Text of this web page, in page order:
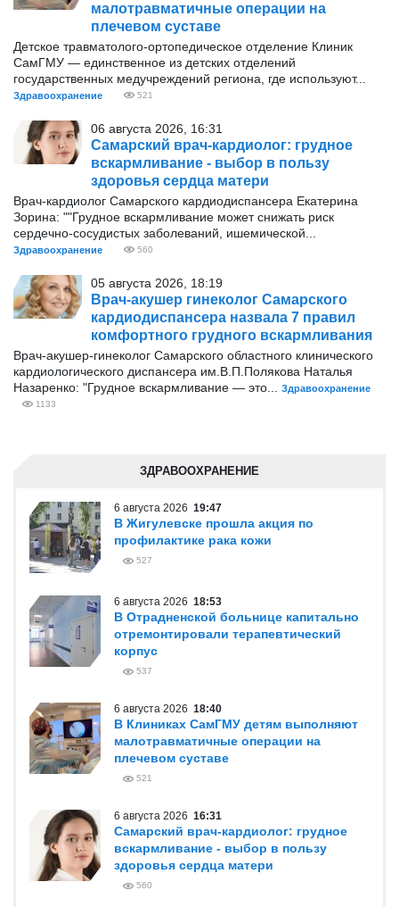
малотравматичные операции на
плечевом суставе
Детское травматолого-ортопедическое отделение Клиник
СамГМУ — единственное из детских отделений
государственных медучреждений региона, где используют...
Здравоохранение 521
06 августа 2026, 16:31
Самарский врач-кардиолог: грудное
вскармливание - выбор в пользу
здоровья сердца матери
Врач-кардиолог Самарского кардиодиспансера Екатерина
Зорина: ""Грудное вскармливание может снижать риск
сердечно-сосудистых заболеваний, ишемической...
Здравоохранение 560
05 августа 2026, 18:19
Врач-акушер гинеколог Самарского
кардиодиспансера назвала 7 правил
комфортного грудного вскармливания
Врач-акушер-гинеколог Самарского областного клинического
кардиологического диспансера им.В.П.Полякова Наталья
Назаренко: "Грудное вскармливание — это...
Здравоохранение
1133
ЗДРАВООХРАНЕНИЕ
6 августа 2026 19:47
В Жигулевске прошла акция по
профилактике рака кожи
527
6 августа 2026 18:53
В Отрадненской больнице капитально
отремонтировали терапевтический
корпус
537
6 августа 2026 18:40
В Клиниках СамГМУ детям выполняют
малотравматичные операции на
плечевом суставе
521
6 августа 2026 16:31
Самарский врач-кардиолог: грудное
вскармливание - выбор в пользу
здоровья сердца матери
560